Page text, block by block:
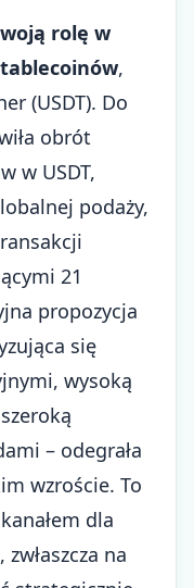
rolę w
,
(USDT). Do
obrót
w USDT,
podaży,
21
propozycja
się
wysoką
– odegrała
wzroście. To
dla
na